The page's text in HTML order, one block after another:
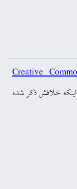
Creative
خلافش ذکر شده